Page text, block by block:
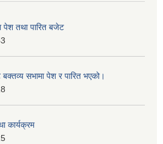
तथा पारित बजेट
सभामा पेश र पारित भएको।
कार्यक्रम